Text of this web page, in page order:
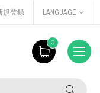
規登録 LANGUAGE
0